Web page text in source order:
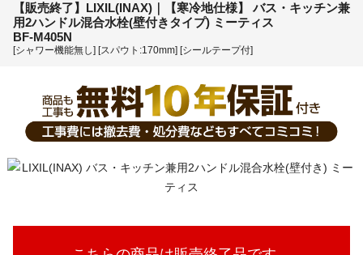
【販売終了】LIXIL(INAX)｜【寒冷地仕様】 バス・キッチン兼
用2ハンドル混合水栓(壁付きタイプ) ミーティス
BF-M405N
[シャワー機能無し] [スパウト:170mm] [シールテープ付]